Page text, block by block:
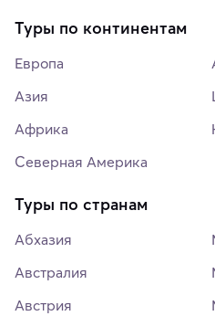
Туры по континентам
Европа
Азия
Африка
Северная Америка
Туры по странам
Абхазия
Австралия
Австрия